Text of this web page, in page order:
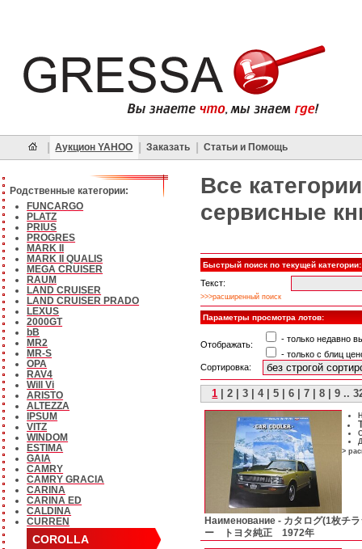
Аукцион YAHOO Заказать Статьи и Помощь
Родственные категории:
FUNCARGO
PLATZ
PRIUS
PROGRES
MARK II
MARK II QUALIS
MEGA CRUISER
RAUM
LAND CRUISER
LAND CRUISER PRADO
LEXUS
2000GT
bB
MR2
MR-S
OPA
RAV4
Will Vi
ARISTO
ALTEZZA
IPSUM
VITZ
WINDOM
ESTIMA
GAIA
CAMRY
CAMRY GRACIA
CARINA
CARINA ED
CALDINA
CURREN
COROLLA
Все категории
сервисные
Быстрый поиск по текущей категории:
Текст:
>>>расширенный поиск
Параметры просмотра лотов:
Отображать:
- только недавно
- только с блиц
Сортировка:
1 |2 |3 |4|5 |6 |7 |8 |9 ..
>
Наименование - カタログ(1枚チ
ー トヨタ純正 1972年